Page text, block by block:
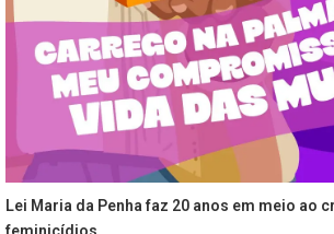
Lei Maria da Penha faz 20 anos em meio ao